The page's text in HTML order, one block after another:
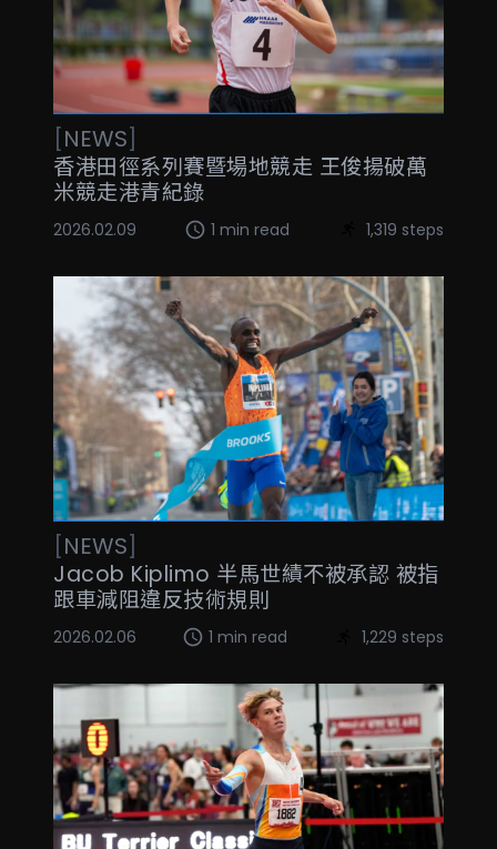
[NEWS]
香港田徑系列賽暨場地競走 王俊揚破萬
米競走港青紀錄
2026.02.09 1 min read 1,319 steps
[NEWS]
Jacob Kiplimo 半馬世績不被承認 被指
跟車減阻違反技術規則
2026.02.06 1 min read 1,229 steps